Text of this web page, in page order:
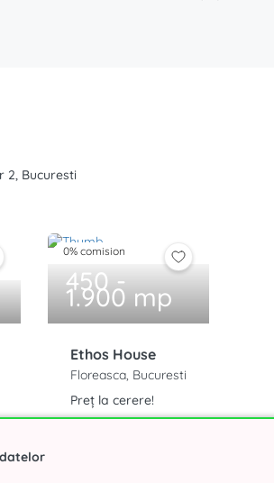
2, Bucuresti
0% comision
450 -
1.900 mp
Ethos House
Floreasca, Bucuresti
Preț la cerere!